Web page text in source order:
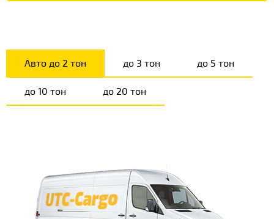
Авто до 2 тон до 3 тон до 5 тон
до 10 тон до 20 тон